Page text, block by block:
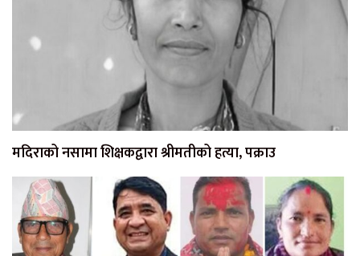
मदिराको नसामा शिक्षकद्वारा श्रीमतीको हत्या, पक्राउ